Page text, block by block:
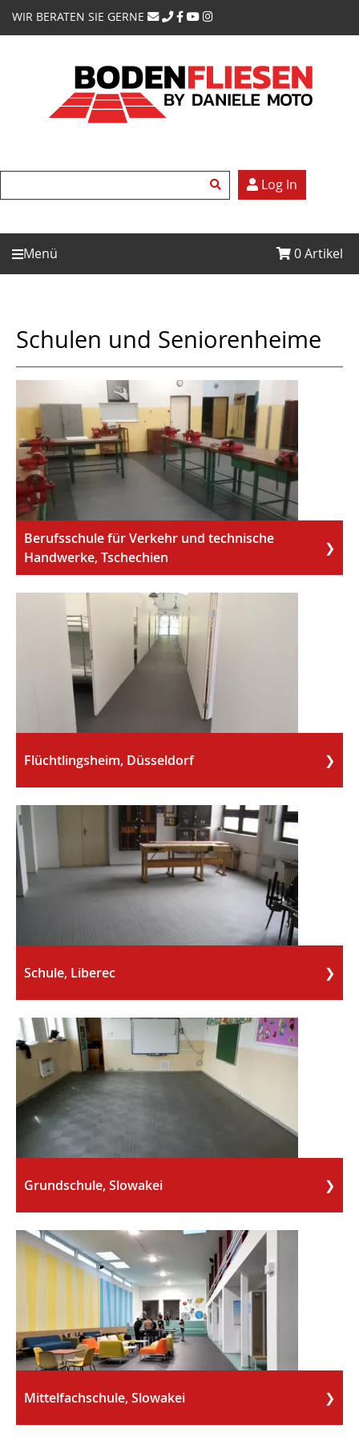
WIR BERATEN SIE GERNE
Log In
Menü 0Artikel
Schulen und Seniorenheime
Berufsschule für Verkehr und technische
Handwerke, Tschechien
Flüchtlingsheim, Düsseldorf
Schule, Liberec
Grundschule, Slowakei
Mittelfachschule, Slowakei